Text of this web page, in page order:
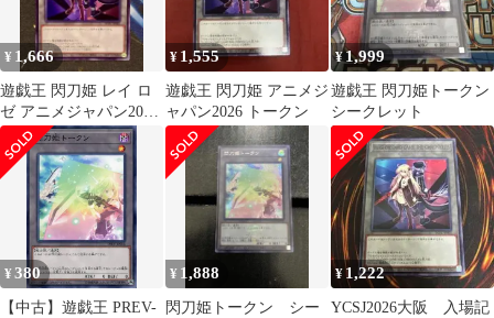
¥ 1,666
遊戯王 閃刀姫 レイ ロ
ゼ アニメジャパン2026
限定 トークン
¥ 1,555
遊戯王 閃刀姫 アニメジ
ャパン2026 トークン
¥1,999
遊戯王 閃刀姫トークン
シークレット
¥380
【中古】遊戯王 PREV-
¥ 1,888
閃刀姫トークン シー
¥1,222
YCSJ2026大阪 入場記